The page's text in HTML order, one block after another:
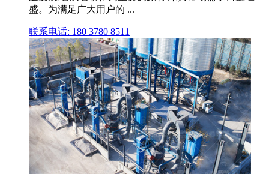
盛。为满足广大用户的 ...
联系电话: 180 3780 8511